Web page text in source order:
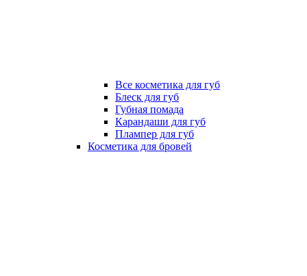
Все косметика для губ
Блеск для губ
Губная помада
Карандаши для губ
Плампер для губ
Косметика для бровей